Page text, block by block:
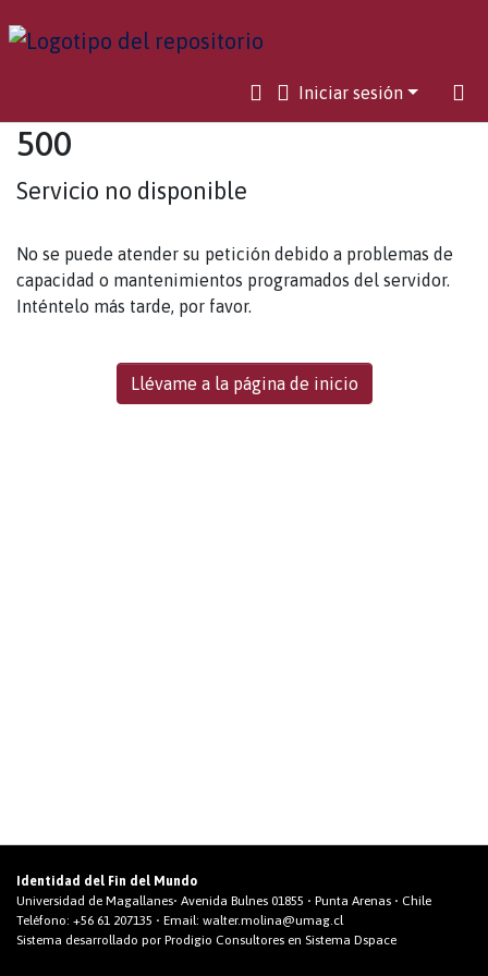
Iniciar sesión
500
Servicio no disponible
No se puede atender su petición debido a problemas de
capacidad o mantenimientos programados del servidor.
Inténtelo más tarde, por favor.
Llévame a la página de inicio
Identidad del Fin del Mundo
Universidad de Magallanes• Avenida Bulnes 01855 • Punta Arenas • Chile
Teléfono: +56 61 207135 • Email: walter.molina@umag.cl
Sistema desarrollado por Prodigio Consultores en Sistema Dspace